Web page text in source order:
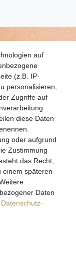
auf
(z.B. IP-
personalisieren,
Zugriffe auf
diese Daten
oder aufgrund
Zustimmung
das Recht,
einem späteren
Daten
Daten­schutz­
13.30 bis 17.30 Uhr
Impressum